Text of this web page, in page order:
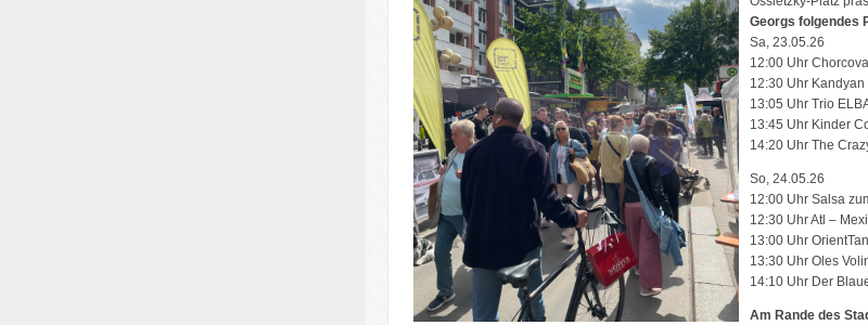
Georgs folgendes
Sa, 23.05.26
12:00 Uhr
12:30 Uhr
13:05 Uhr Trio
13:45 Uhr Kinder
14:20 Uhr The
So, 24.05.26
12:00 Uhr Salsa
12:30 Uhr Atl –
13:00 Uhr
13:30 Uhr Oles
14:10 Uhr Der
Am Rande des